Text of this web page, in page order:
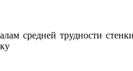
средней трудности